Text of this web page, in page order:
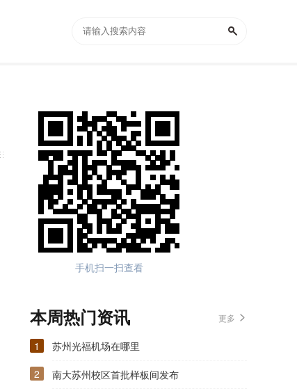
手机扫一扫查看
本周热门资讯 更多
1
苏州光福机场在哪里
2
南大苏州校区首批样板间发布